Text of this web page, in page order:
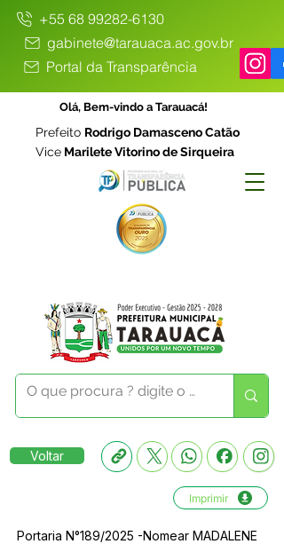
+55 68 99282-6130
gabinete@tarauaca.ac.gov.br
Portal da Transparência
Olá, Bem-vindo a Tarauacá!
Prefeito Rodrigo Damasceno Catão
Vice Marilete Vitorino de Sirqueira
Voltar
Imprimir
Portaria N°189/2025 -Nomear MADALENE